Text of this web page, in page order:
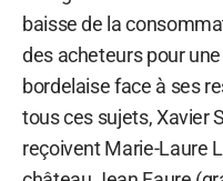
baisse de la
des acheteurs pour
bordelaise face à ses
tous ces sujets, Xavier
reçoivent Marie-Laure